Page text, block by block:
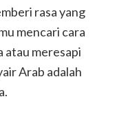
rasa yang
mencari cara
atau meresapi
Arab adalah